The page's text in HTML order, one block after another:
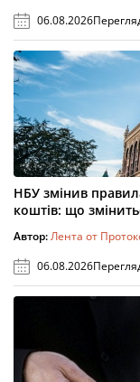
06.08.2026
НБУ змінив
коштів: що
Автор:Лента от
06.08.2026